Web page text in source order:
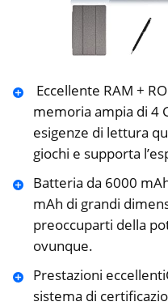
Eccellente RAM +
memoria ampia di 4
esigenze di lettura
giochi e supporta
️Batteria da 6000
mAh di grandi
preoccuparti della
ovunque.
️Prestazioni
sistema di